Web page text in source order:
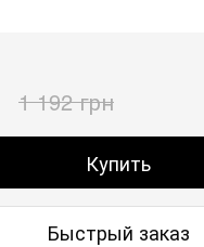
1 192 грн
Купить
Быстрый заказ